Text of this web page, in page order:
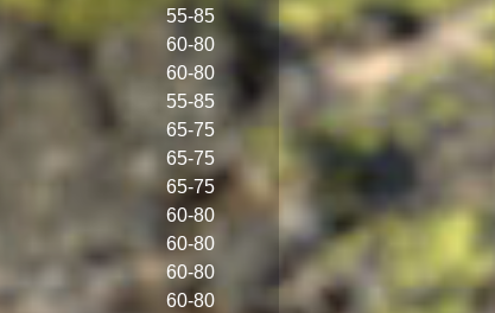
55-85
60-80
60-80
55-85
65-75
65-75
65-75
60-80
60-80
60-80
60-80